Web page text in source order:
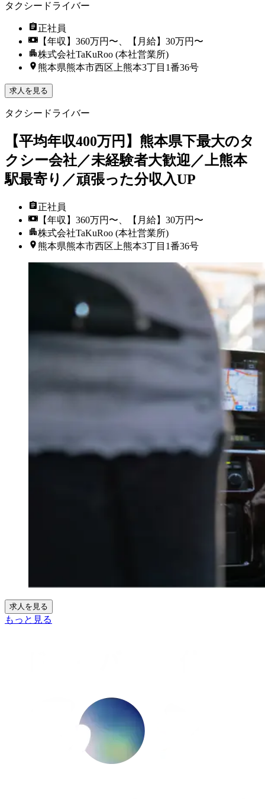
タクシードライバー
正社員
【年収】360万円〜、【月給】30万円〜
株式会社TaKuRoo (本社営業所)
熊本県熊本市西区上熊本3丁目1番36号
求人を見る
タクシードライバー
【平均年収400万円】熊本県下最大のタ
クシー会社／未経験者大歓迎／上熊本
駅最寄り／頑張った分収入UP
正社員
【年収】360万円〜、【月給】30万円〜
株式会社TaKuRoo (本社営業所)
熊本県熊本市西区上熊本3丁目1番36号
求人を見る
もっと見る